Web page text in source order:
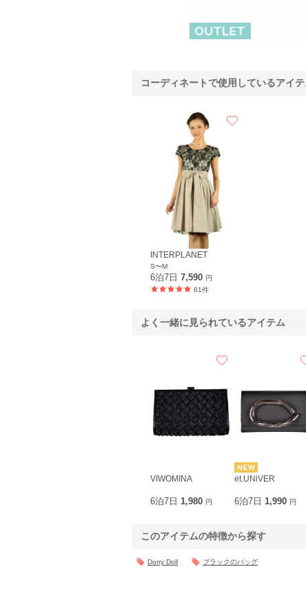
コーディネートで使用しているアイ
INTERPLANET
S〜M
6泊7日 7,590 円
61件
よく一緒に見られているアイテム
VIWOMINA
6泊7日 1,980 円
et.UNiVER
6泊7日1,990 円
このアイテムの特徴から探す
Dorry Doll ブラックのバッグ